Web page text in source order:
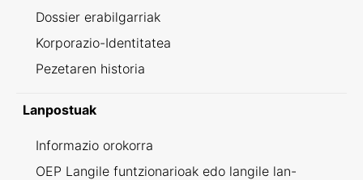
Dossier erabilgarriak
Korporazio-Identitatea
Pezetaren historia
Lanpostuak
Informazio orokorra
OEP Langile funtzionarioak edo langile lan-